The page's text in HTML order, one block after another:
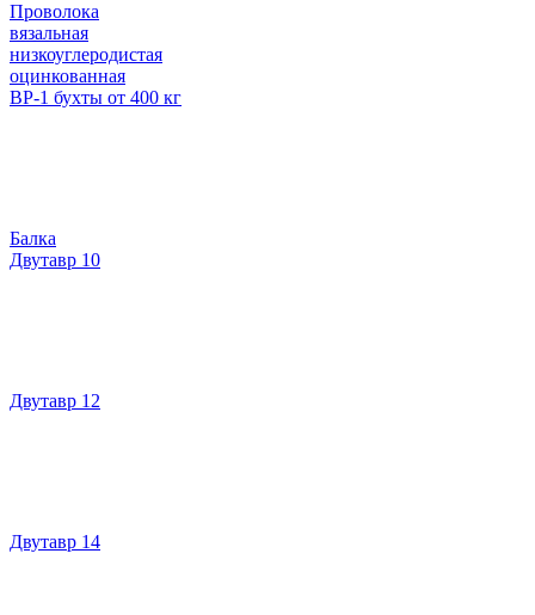
Проволока
вязальная
низкоуглеродистая
оцинкованная
ВР-1 бухты от 400 кг
Балка
Двутавр 10
Двутавр 12
Двутавр 14